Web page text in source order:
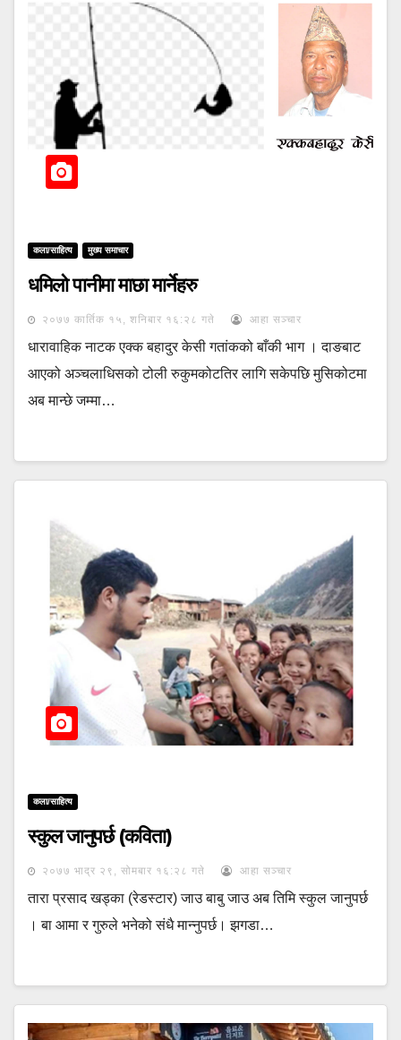
कला/साहित्य मुख्य समाचार
धमिलो पानीमा माछा मार्नेहरु
२०७७ कार्तिक १५, शनिबार १६:२८ गते आहा सञ्चार
धारावाहिक नाटक एक्क बहादुर केसी गतांकको बाँकी भाग । दाङबाट
आएको अञ्चलाधिसको टोली रुकुमकोटतिर लागि सकेपछि मुसिकोटमा
अब मान्छे जम्मा…
कला/साहित्य
स्कुल जानुपर्छ (कविता)
२०७७ भाद्र २९, सोमबार १६:२८ गते आहा सञ्चार
तारा प्रसाद खड्का (रेडस्टार) जाउ बाबु जाउ अब तिमि स्कुल जानुपर्छ
। बा आमा र गुरुले भनेको संधै मान्नुपर्छ। झगडा…